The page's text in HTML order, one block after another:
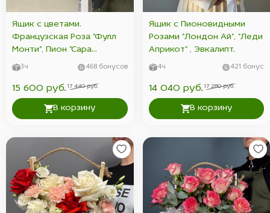
Ящик с цветами.
Французская Роза "Фулл
Монти", Пион "Сара
Бернар", Роза Кустовая
Бомбастик", Эустома
Розовая, Гвоздика
(Диантус) , Сухоцвет.
3ч 468 бонусов
15 600 руб. 17 440 руб.
В корзину
Ящик с Пионовидными
Розами "Лондон Ай", "Леди
Априкот" , Эвкалипт.
4ч 421 бонус
14 040 руб. 17 280 руб.
В корзину